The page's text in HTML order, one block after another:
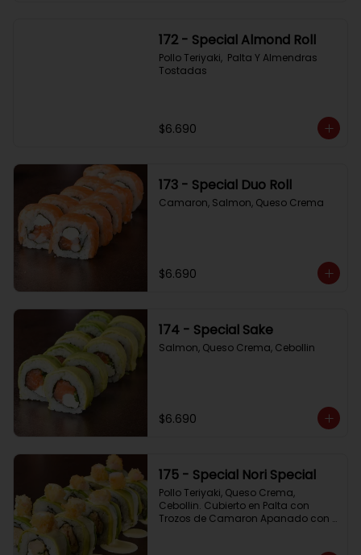
172 - Special Almond Roll
Pollo Teriyaki,  Palta Y Almendras
Tostadas
$6.690
173 - Special Duo Roll
Camaron, Salmon, Queso Crema
$6.690
174 - Special Sake
Salmon, Queso Crema, Cebollin
$6.690
175 - Special Nori Special
Pollo Teriyaki, Queso Crema,
Cebollin. Cubierto en Palta con
Trozos de Camaron Apanado con